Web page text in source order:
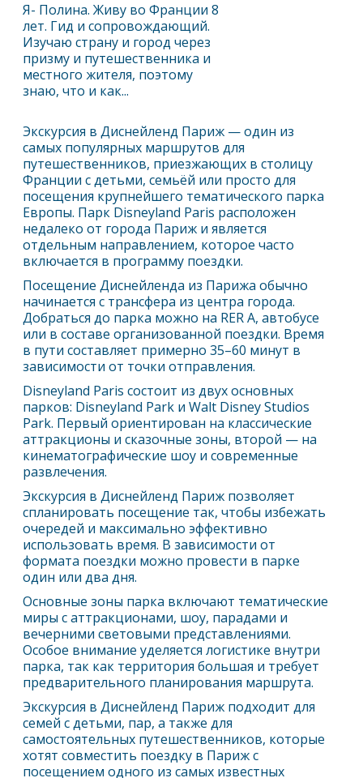
Экскурсия в Диснейленд Париж — один из
самых популярных маршрутов для
путешественников, приезжающих в столицу
Франции с детьми, семьёй или просто для
посещения крупнейшего тематического парка
Европы. Парк Disneyland Paris расположен
недалеко от города Париж и является
отдельным направлением, которое часто
включается в программу поездки.
Посещение Диснейленда из Парижа обычно
начинается с трансфера из центра города.
Добраться до парка можно на RER A, автобусе
или в составе организованной поездки. Время
в пути составляет примерно 35–60 минут в
зависимости от точки отправления.
Disneyland Paris состоит из двух основных
парков: Disneyland Park и Walt Disney Studios
Park. Первый ориентирован на классические
аттракционы и сказочные зоны, второй — на
кинематографические шоу и современные
развлечения.
Экскурсия в Диснейленд Париж позволяет
спланировать посещение так, чтобы избежать
очередей и максимально эффективно
использовать время. В зависимости от
формата поездки можно провести в парке
один или два дня.
Основные зоны парка включают тематические
миры с аттракционами, шоу, парадами и
вечерними световыми представлениями.
Особое внимание уделяется логистике внутри
парка, так как территория большая и требует
предварительного планирования маршрута.
Экскурсия в Диснейленд Париж подходит для
семей с детьми, пар, а также для
самостоятельных путешественников, которые
хотят совместить поездку в Парижс
посещением одного из самых известных
Я- Полина. Живу во Франции 8
лет. Гид и сопровождающий.
Изучаю страну и город через
призму и путешественника и
местного жителя, поэтому
знаю, что и как...